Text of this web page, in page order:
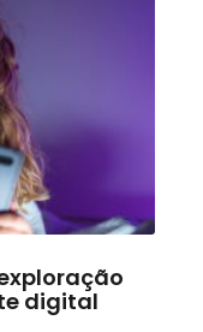
digital